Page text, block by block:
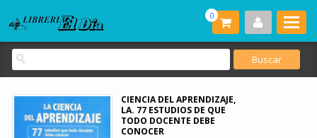
0
CIENCIA DEL APRENDIZAJE,
LA. 77 ESTUDIOS DE QUE
TODO DOCENTE DEBE
CONOCER